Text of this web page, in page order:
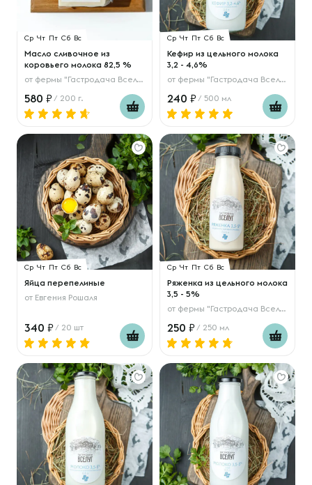
Ср Чт Пт Сб Вс
Масло сливочное из
коровьего молока 82,5 %
от фермы "Гастродача Вселуг"
580 / 200 г.
Ср Чт Пт Сб Вс
Кефир из цельного молока
3,2 - 4,6%
от фермы "Гастродача Вселуг"
240 / 500 мл
Ср Чт Пт Сб Вс
Яйца перепелиные
от Евгения Рошаля
340 / 20 шт
Ср Чт Пт Сб Вс
Ряженка из цельного молока
3,5 - 5%
от фермы "Гастродача Вселуг"
250 / 250 мл